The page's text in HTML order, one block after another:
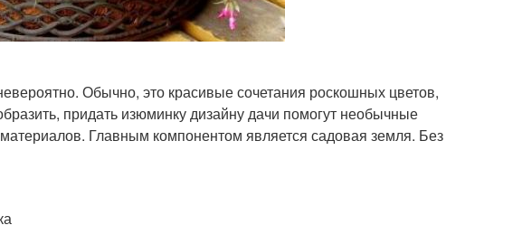
Обычно, это красивые сочетания роскошных цветов,
придать изюминку дизайну дачи помогут необычные
Главным компонентом является садовая земля. Без